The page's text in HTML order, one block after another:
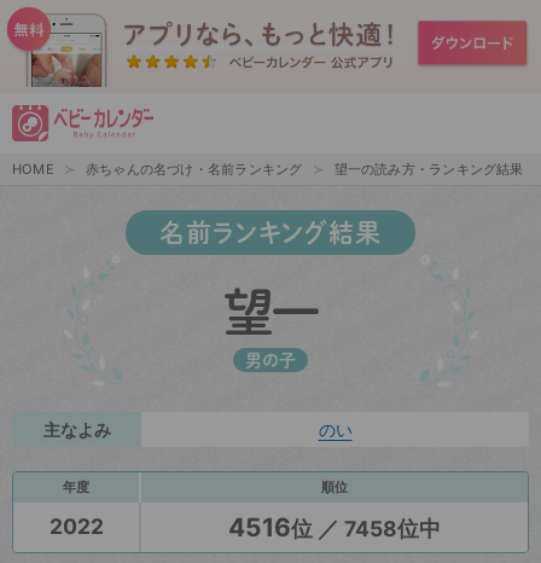
HOME 赤ちゃんの名づけ・名前ランキング 望一の読み方・ランキング結果
名前ランキング結果
望一
男の子
主なよみ のい
年度 順位
2022 4516位 ／ 7458位中